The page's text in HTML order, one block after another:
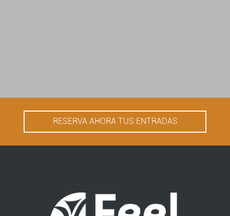
RESERVA AHORA TUS ENTRADAS